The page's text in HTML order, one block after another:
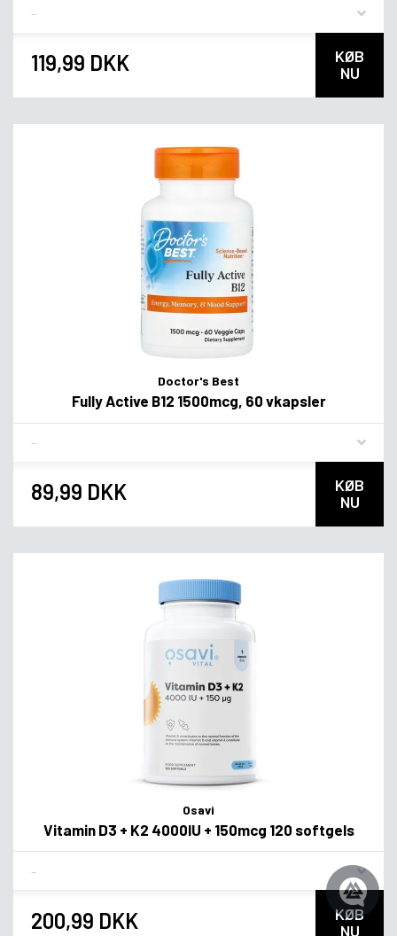
119,99 DKK
KØB
NU
Doctor's Best
Fully Active B12 1500mcg, 60 vkapsler
89,99 DKK
KØB
NU
Osavi
Vitamin D3 + K2 4000IU + 150mcg 120 softgels
200,99 DKK
KØB
NU